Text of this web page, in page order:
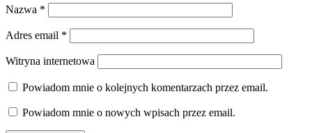
Nazwa *
Adres email *
Witryna internetowa
Powiadom mnie o kolejnych komentarzach przez email.
Powiadom mnie o nowych wpisach przez email.